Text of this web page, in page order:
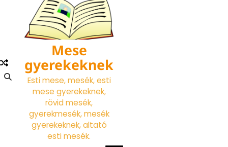
content
Mese
gyerekeknek
Esti mese, mesék, esti
mese gyerekeknek,
rövid mesék,
gyerekmesék, mesék
gyerekeknek, altató
esti mesék.